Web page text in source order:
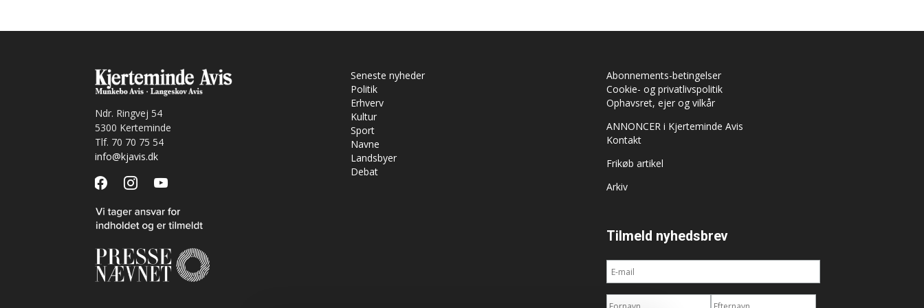
Ndr. Ringvej 54
5300 Kerteminde
Tlf. 70 70 75 54
info@kjavis.dk
facebookinstagramyoutube
Seneste nyheder
Politik
Erhverv
Kultur
Sport
Navne
Landsbyer
Debat
Abonnements-betingelser
Cookie- og privatlivspolitik
Ophavsret, ejer og vilkår
ANNONCER i Kjerteminde Avis
Kontakt
Frikøb artikel
Arkiv
Tilmeld nyhedsbrev